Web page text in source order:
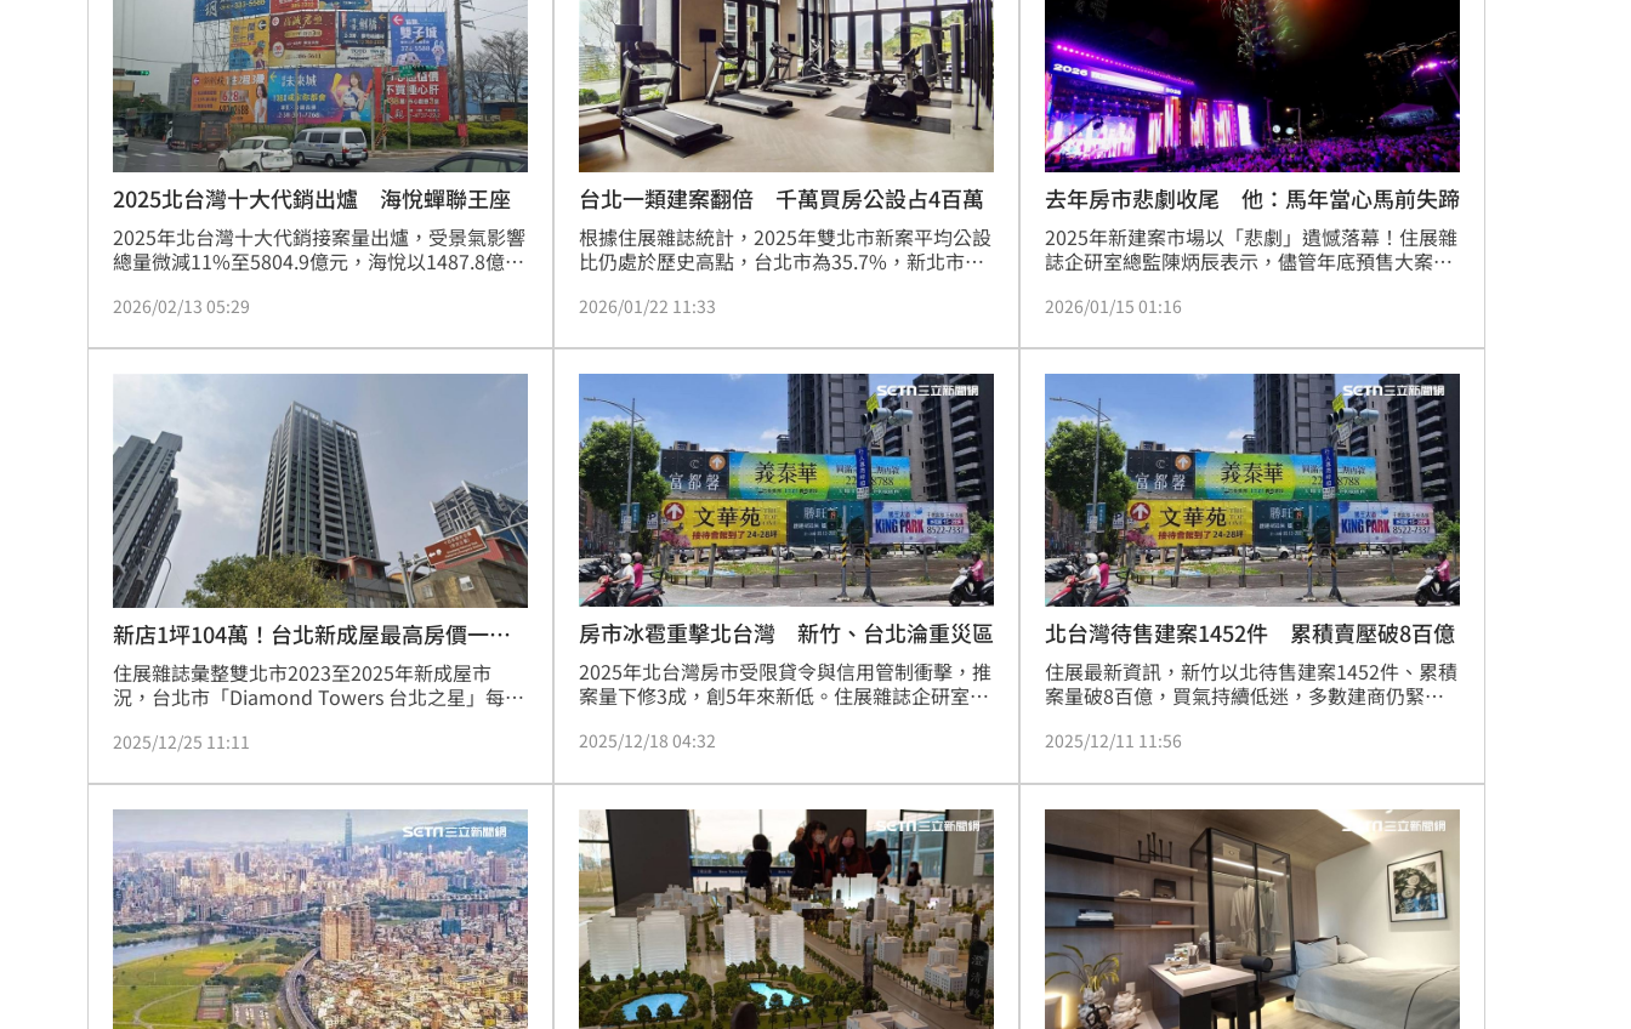
2025北台灣十大代銷出爐 海悅蟬聯王座
2025年北台灣十大代銷接案量出爐，受景氣影響
總量微減11%至5804.9億元，海悅以1487.8億元
強者恆強態勢，其中創意家、新高創、璞園、傳
牌建商傾向與具銷售戰力的大代銷強強聯手，呈
現贏家通吃局面。（陳韋帆）
2026/02/13 05:29
台北一類建案翻倍 千萬買房公設占4百萬
根據住展雜誌統計，2025年雙北市新案平均公設
比仍處於歷史高點，台北市為35.7%，新北市則
設比與基地面積息息相關，台北市因素地稀缺、
設施，導致高公設比產品激增。即便如此，具備
低總價特性的高公設比小宅，在捷運機能加持
下，市場接受度依然極高。（陳韋帆）
2026/01/22 11:33
去年房市悲劇收尾 他：馬年當心馬前失蹄
2025年新建案市場以「悲劇」遺憾落幕！住展雜
誌企研室總監陳炳辰表示，儘管年底預售大案進
「不降不買、低價才買」的觀望氛圍。（陳韋
2026/01/15 01:16
新店1坪104萬！台北新成屋最高房價一次
看
住展雜誌彙整雙北市2023至2025年新成屋市
況，台北市「Diamond Towers 台北之星」每坪
「江陵天喆」每坪104萬成為亮點。住展雜誌企
乏預售屋付款緩衝優勢。皆未突破預售屋創價紀
錄。（陳韋帆）
2025/12/25 11:11
房市冰雹重擊北台灣 新竹、台北淪重災區
2025年北台灣房市受限貸令與信用管制衝擊，推
案量下修3成，創5年來新低。住展雜誌企研室總
慎，市場呈現品牌實力、精華地段與小宅規劃三
年底指標案撐場，案量恐跌破兆元大關。（陳韋
帆）
2025/12/18 04:32
北台灣待售建案1452件 累積賣壓破8百億
住展最新資訊，新竹以北待售建案1452件、累積
案量破8百億，買氣持續低迷，多數建商仍緊咬
住展雜誌企研室總監陳炳辰表示，房市弱化僵局
毫無起色，年底市場仍不樂觀。（陳韋帆）
2025/12/11 11:56